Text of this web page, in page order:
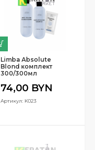
Limba Absolute
Blond комплект
300/300мл
74,00 BYN
Артикул: K023